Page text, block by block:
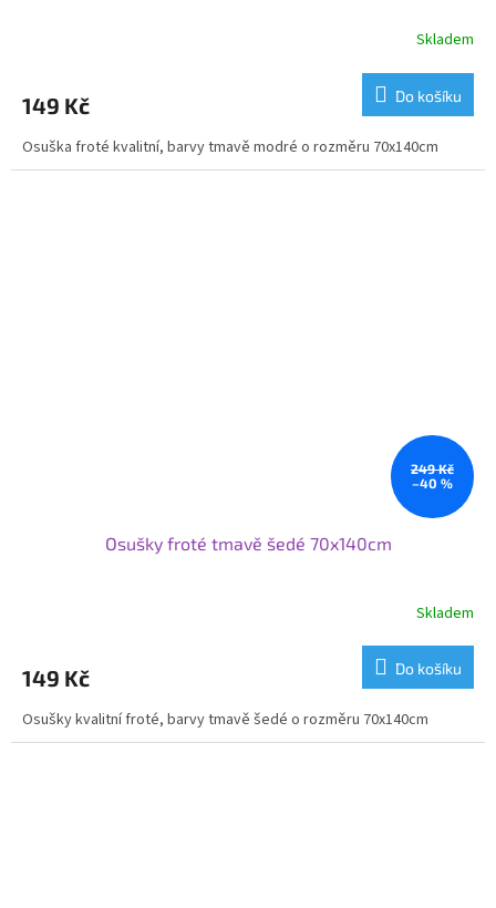
Skladem
149 Kč Do košíku
Osuška froté kvalitní, barvy tmavě modré o rozměru 70x140cm
249 Kč
–40 %
Osušky froté tmavě šedé 70x140cm
Skladem
149 Kč Do košíku
Osušky kvalitní froté, barvy tmavě šedé o rozměru 70x140cm